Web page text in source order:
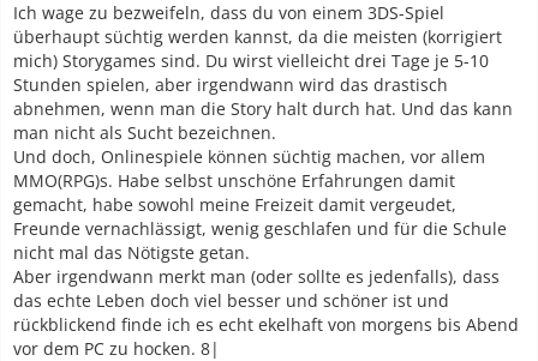
Ich wage zu bezweifeln, dass du von einem 3DS-Spiel
überhaupt süchtig werden kannst, da die meisten (korrigiert
mich) Storygames sind. Du wirst vielleicht drei Tage je 5-10
Stunden spielen, aber irgendwann wird das drastisch
abnehmen, wenn man die Story halt durch hat. Und das kann
man nicht als Sucht bezeichnen.
Und doch, Onlinespiele können süchtig machen, vor allem
MMO(RPG)s. Habe selbst unschöne Erfahrungen damit
gemacht, habe sowohl meine Freizeit damit vergeudet,
Freunde vernachlässigt, wenig geschlafen und für die Schule
nicht mal das Nötigste getan.
Aber irgendwann merkt man (oder sollte es jedenfalls), dass
das echte Leben doch viel besser und schöner ist und
rückblickend finde ich es echt ekelhaft von morgens bis Abend
vor dem PC zu hocken. 8|